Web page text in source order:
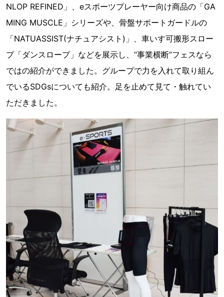
NLOP REFINED」、eスポーツプレーヤー向け商品の「GA
MING MUSCLE」シリーズや、骨盤サポートガードルの
「NATUASSIST(ナチュアシスト)」、車いす可搬形スロー
プ「ダンスロープ」などを展示し、“事業横断“フェスなら
ではの紹介ができました。グループで力を入れて取り組ん
でいるSDGsについても紹介。足を止めて見て・触れてい
ただきました。